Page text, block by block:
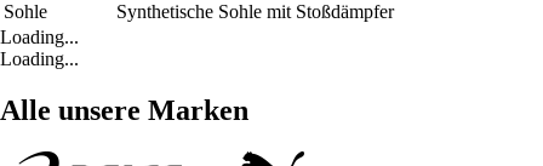
Sohle
Synthetische Sohle mit Stoßdämpfer
Loading...
Loading...
Alle unsere Marken